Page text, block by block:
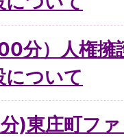
分）人権
について
)東庄町フ